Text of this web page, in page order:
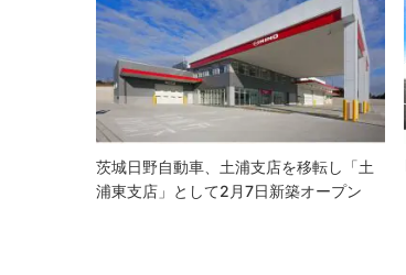
ー
シ
ョ
ン
茨城日野自動車、土浦支店を移転し「土
浦東支店」として2月7日新築オープン